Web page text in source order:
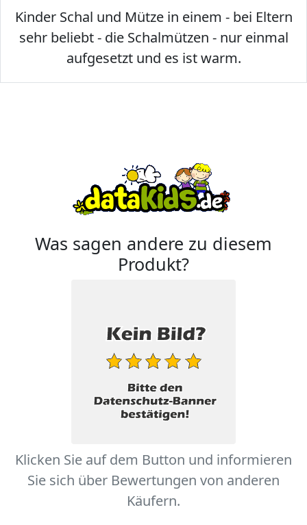
Kinder Schal und Mütze in einem - bei Eltern
sehr beliebt - die Schalmützen - nur einmal
aufgesetzt und es ist warm.
Was sagen andere zu diesem
Produkt?
Klicken Sie auf dem Button und informieren
Sie sich über Bewertungen von anderen
Käufern.